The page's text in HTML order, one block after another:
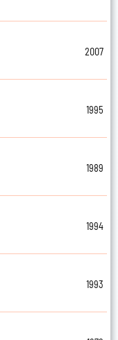
2007
1995
1989
1994
1993